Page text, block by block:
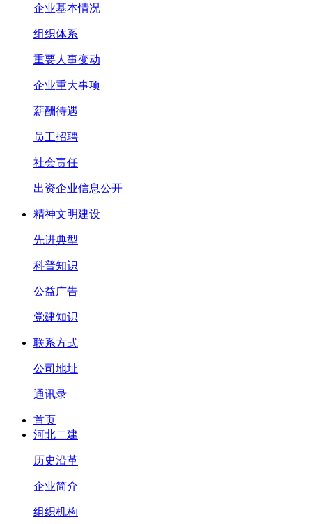
企业基本情况
组织体系
重要人事变动
企业重大事项
薪酬待遇
员工招聘
社会责任
出资企业信息公开
精神文明建设
先进典型
科普知识
公益广告
党建知识
联系方式
公司地址
通讯录
首页
河北二建
历史沿革
企业简介
组织机构